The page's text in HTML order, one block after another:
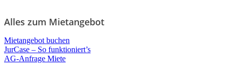
Alles zum Mietangebot
Mietangebot buchen
JurCase – So funktioniert’s
AG-Anfrage Miete